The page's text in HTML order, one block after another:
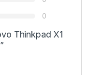
0
Thinkpad X1